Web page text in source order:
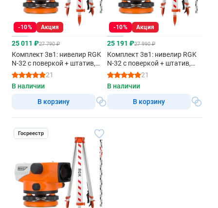
-10% Акция
25 011 ₽27 790 ₽
Комплект 3в1: нивелир RGK
N-32 с поверкой + штатив,
рейка 4м
21
В наличии
В корзину
-10% Акция
25 191 ₽27 990 ₽
Комплект 3в1: нивелир RGK
N-32 с поверкой + штатив,
рейка 5м
21
В наличии
В корзину
Госреестр